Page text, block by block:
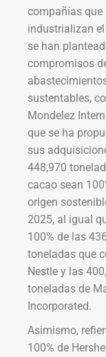
compañías que
industrializan
se han
compromisos
sustentables,
Mondelez
que se ha
sus
448,970
cacao sean
origen
2025, al igual
100% de las
toneladas que
Nestle y las
toneladas de
Incorporated.
Asimismo,
100% de